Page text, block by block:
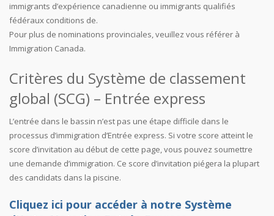
immigrants d’expérience canadienne ou immigrants qualifiés
fédéraux conditions de.
Pour plus de nominations provinciales, veuillez vous référer à
Immigration Canada.
Critères du Système de classement
global (SCG) – Entrée express
L’entrée dans le bassin n’est pas une étape difficile dans le
processus d’immigration d’Entrée express. Si votre score atteint le
score d’invitation au début de cette page, vous pouvez soumettre
une demande d’immigration. Ce score d’invitation piégera la plupart
des candidats dans la piscine.
Cliquez ici pour accéder à notre Système